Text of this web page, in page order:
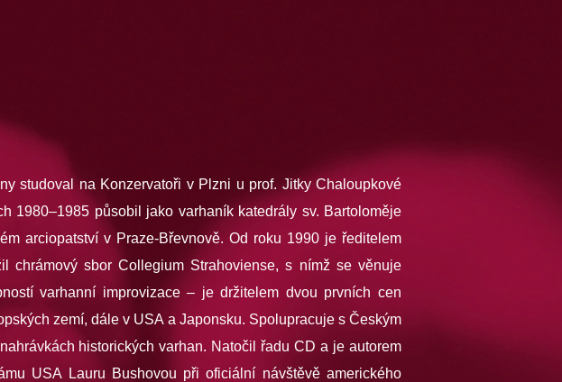
studoval na Konzervatoři v Plzni u prof. Jitky Chaloupkové
1980–1985 působil jako varhaník katedrály sv. Bartoloměje
arciopatství v Praze-Břevnově. Od roku 1990 je ředitelem
chrámový sbor Collegium Strahoviense, s nímž se věnuje
varhanní improvizace – je držitelem dvou prvních cen
zemí, dále v USA a Japonsku. Spolupracuje s Českým
historických varhan. Natočil řadu CD a je autorem
USA Lauru Bushovou při oficiální návštěvě amerického